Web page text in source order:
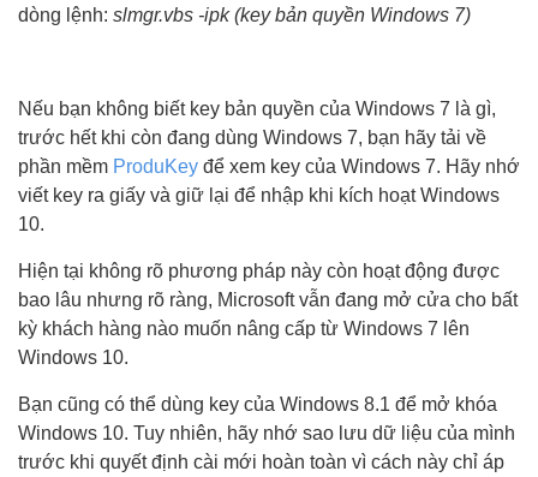
dòng lệnh: slmgr.vbs -ipk (key bản quyền Windows 7)
Nếu bạn không biết key bản quyền của Windows 7 là gì,
trước hết khi còn đang dùng Windows 7, bạn hãy tải về
phần mềm ProduKey để xem key của Windows 7. Hãy nhớ
viết key ra giấy và giữ lại để nhập khi kích hoạt Windows
10.
Hiện tại không rõ phương pháp này còn hoạt động được
bao lâu nhưng rõ ràng, Microsoft vẫn đang mở cửa cho bất
kỳ khách hàng nào muốn nâng cấp từ Windows 7 lên
Windows 10.
Bạn cũng có thể dùng key của Windows 8.1 để mở khóa
Windows 10. Tuy nhiên, hãy nhớ sao lưu dữ liệu của mình
trước khi quyết định cài mới hoàn toàn vì cách này chỉ áp